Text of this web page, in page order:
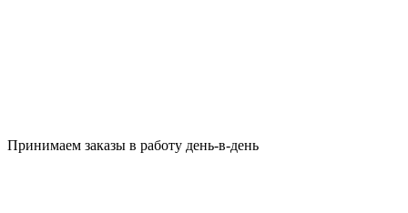
Принимаем заказы в работу день-в-день